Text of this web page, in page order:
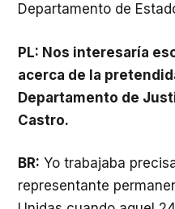
Departamento de
PL: Nos interesaría
acerca de la
Departamento de
Castro.
BR: Yo trabajaba
representante